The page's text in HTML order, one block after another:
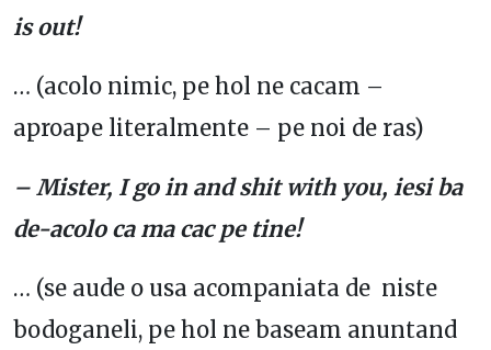
is out!
… (acolo nimic, pe hol ne cacam –
aproape literalmente – pe noi de ras)
– Mister, I go in and shit with you, iesi ba
de-acolo ca ma cac pe tine!
… (se aude o usa acompaniata de niste
bodoganeli, pe hol ne baseam anuntand